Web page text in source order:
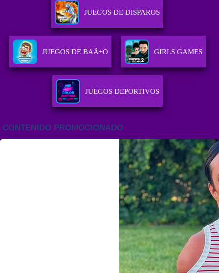
JUEGOS DE DISPAROS
JUEGOS DE BAÃ±O GIRLS GAMES
JUEGOS DEPORTIVOS